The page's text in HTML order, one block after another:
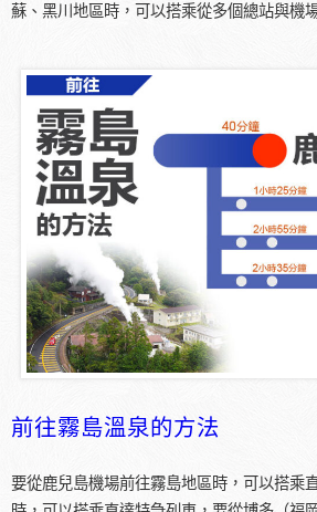
蘇、黑川地區時，可以搭乘從多個總站與機
前往霧島溫泉的方法
要從鹿兒島機場前往霧島地區時，可以搭乘